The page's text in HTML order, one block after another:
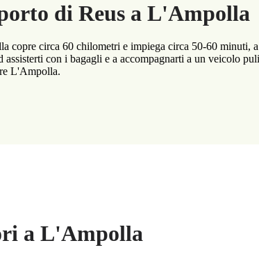
di Reus a L'Ampolla
copre circa 60 chilometri e impiega circa 50-60 minuti,
con i bagagli e a accompagnarti a un veicolo
L'Ampolla.
a L'Ampolla